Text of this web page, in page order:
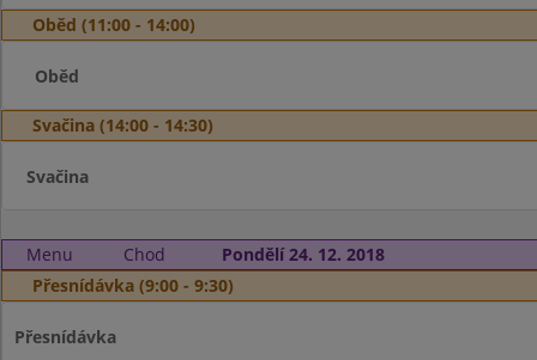
Oběd (11:00 - 14:00)
Oběd
Svačina (14:00 - 14:30)
Svačina
Menu Chod
Pondělí 24. 12. 2018
Přesnídávka (9:00 - 9:30)
Přesnídávka